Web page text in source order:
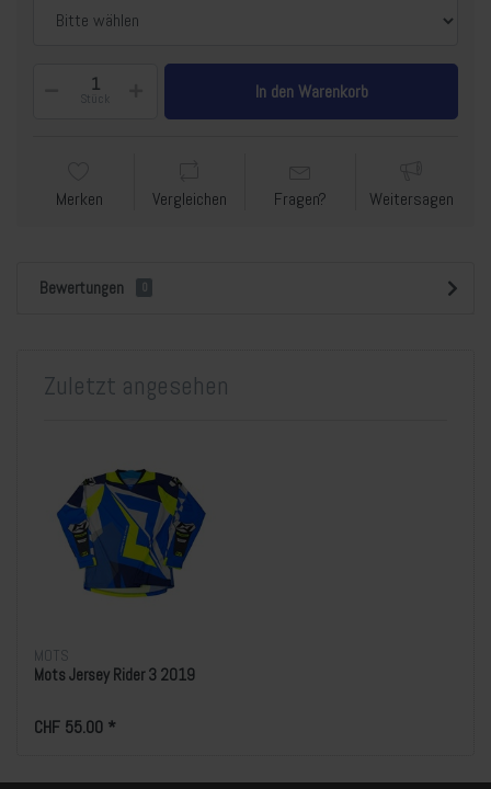
Stück In den Warenkorb
Merken Vergleichen Fragen? Weitersagen
Bewertungen 0
Zuletzt angesehen
MOTS
Mots Jersey Rider 3 2019
CHF 55.00 *